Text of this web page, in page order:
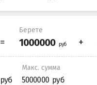
Берете
Макс. сумма
5000000